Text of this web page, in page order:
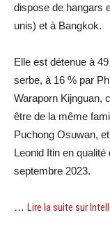
dispose de hangars
unis) et à Bangkok.
Elle est détenue à
serbe, à 16 % par
Waraporn Kijnguan,
être de la même
Puchong Osuwan,
Leonid Itin en
septembre 2023.
… Lire la suite sur